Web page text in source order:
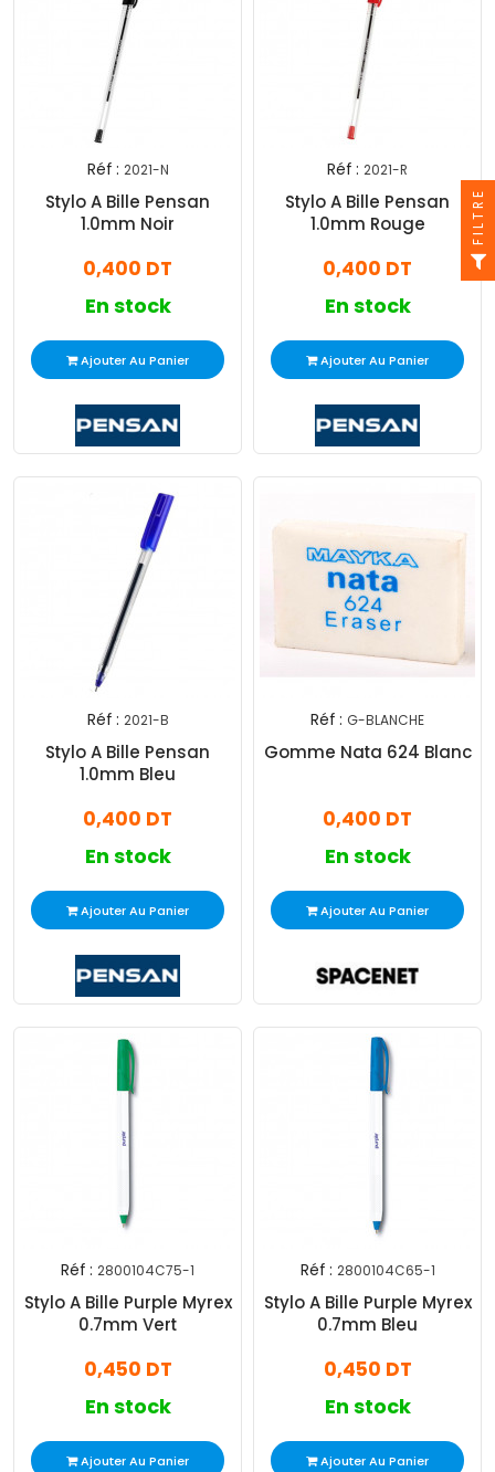
Réf : 2021-N
Stylo A Bille Pensan
1.0mm Noir
0,400 DT
En stock
Ajouter Au Panier
Réf : 2021-R
Stylo A Bille Pensan
1.0mm Rouge
0,400 DT
En stock
Ajouter Au Panier
Réf : 2021-B
Stylo A Bille Pensan
1.0mm Bleu
0,400 DT
En stock
Ajouter Au Panier
Réf : G-BLANCHE
Gomme Nata 624 Blanc
0,400 DT
En stock
Ajouter Au Panier
Réf : 2800104C75-1
Stylo A Bille Purple Myrex
0.7mm Vert
0,450 DT
En stock
Ajouter Au Panier
Réf : 2800104C65-1
Stylo A Bille Purple Myrex
0.7mm Bleu
0,450 DT
En stock
Ajouter Au Panier
FILTRE